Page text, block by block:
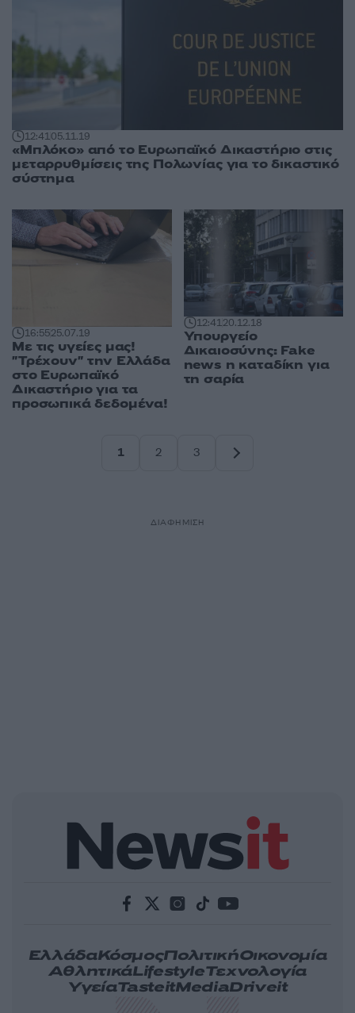
12:4105.11.19
«Μπλόκο» από το Ευρωπαϊκό Δικαστήριο στις
μεταρρυθμίσεις της Πολωνίας για το δικαστικό
σύστημα
16:5525.07.19
Με τις υγείες μας!
"Τρέχουν" την Ελλάδα
στο Ευρωπαϊκό
Δικαστήριο για τα
προσωπικά δεδομένα!
12:4120.12.18
Υπουργείο
Δικαιοσύνης: Fake
news η καταδίκη για
τη σαρία
1
2
3
ΔΙΑΦΗΜΙΣΗ
ΕλλάδαΚόσμοςΠολιτικήΟικονομία
ΑθλητικάLifestyleΤεχνολογία
ΥγείαTasteitMediaDriveit